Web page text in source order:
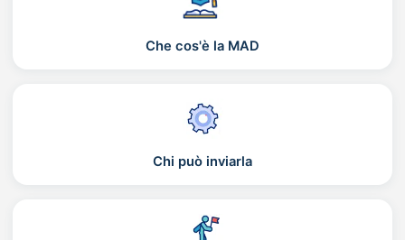
Che cos'è la MAD
Chi può inviarla